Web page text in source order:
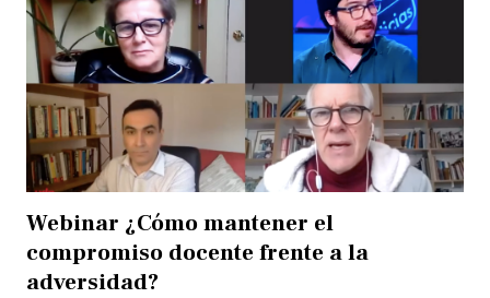
Webinar ¿Cómo mantener el
compromiso docente frente a la
adversidad?